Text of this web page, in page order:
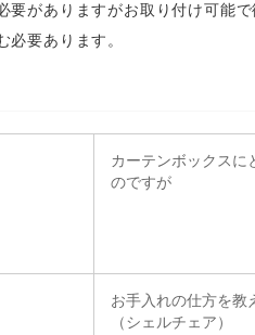
がありますがお取り付け可能で
必要あります。
カーテンボックスに
のですが
お手入れの仕方を教
（シェルチェア）